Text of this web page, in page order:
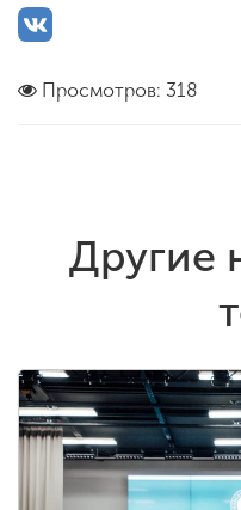
Просмотров: 318
Другие